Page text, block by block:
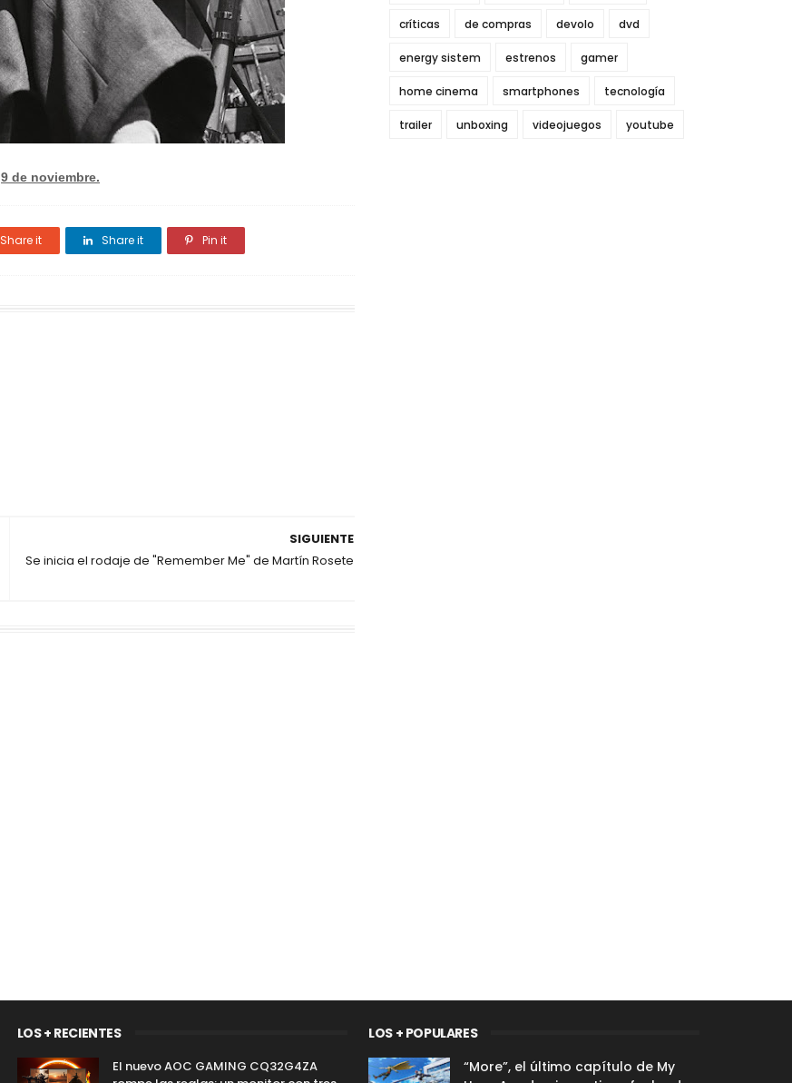
9 de noviembre.
Share it Share it Pin it
SIGUIENTE
Se inicia el rodaje de "Remember Me" de Martín Rosete
críticas de compras devolo dvd
energy sistem estrenos gamer
home cinema smartphones tecnología
trailer unboxing videojuegos youtube
LOS + RECIENTES
El nuevo AOC GAMING CQ32G4ZA
LOS + POPULARES
“More”, el último capítulo de My